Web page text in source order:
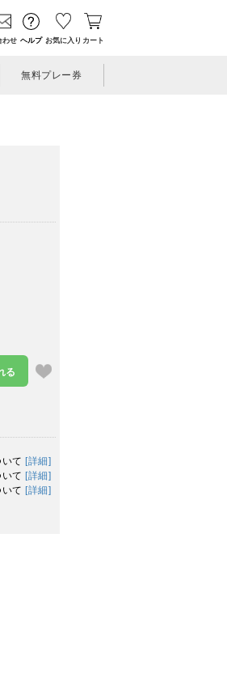
わせ ヘルプ お気に入り カート
無料プレー券
る
て [詳細]
て [詳細]
て [詳細]